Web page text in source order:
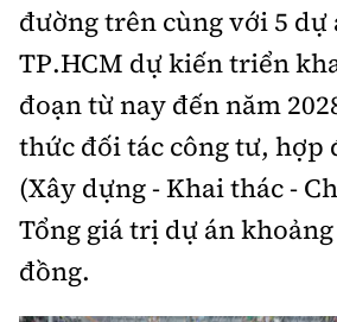
Thế giới xây dựng
Ẩm thực
Khám phá
Camera giao thông
Câu chuyện giao thông
Giải trí - Thể thao
Cơ quan chủ quản: Bộ Xây dựng
Giấy phép số: 03/GP-BVHTTDL,
Tòa soạn: Số 2 Nguyễn Công
Hà Nội.
đường trên cùng với 5 dự
TP.HCM dự kiến triển
đoạn từ nay đến năm
thức đối tác công tư, hợp
(Xây dựng - Khai thác -
Tổng giá trị dự án
đồng.